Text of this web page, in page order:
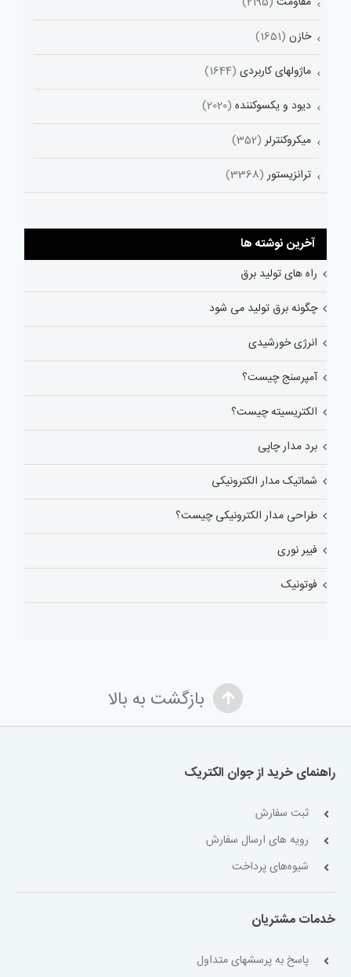
خازن (1651)
ماژولهای کاربردی (1644)
دیود و یکسوکننده (2020)
میکروکنترلر (352)
ترانزیستور (3368)
آخرین نوشته ها
راه های تولید برق
چگونه برق تولید می شود
انرژی خورشیدی
آمپرسنج چیست؟
الکتریسیته چیست؟
برد مدار چاپی
شماتیک مدار الکترونیکی
طراحی مدار الکترونیکی چیست؟
فیبر نوری
فوتونیک
بازگشت به بالا
راهنمای خرید از جوان الکتریک
ثبت سفارش
رویه های ارسال سفارش
شیوه‌های پرداخت
خدمات مشتریان
پاسخ به پرسشهای متداول